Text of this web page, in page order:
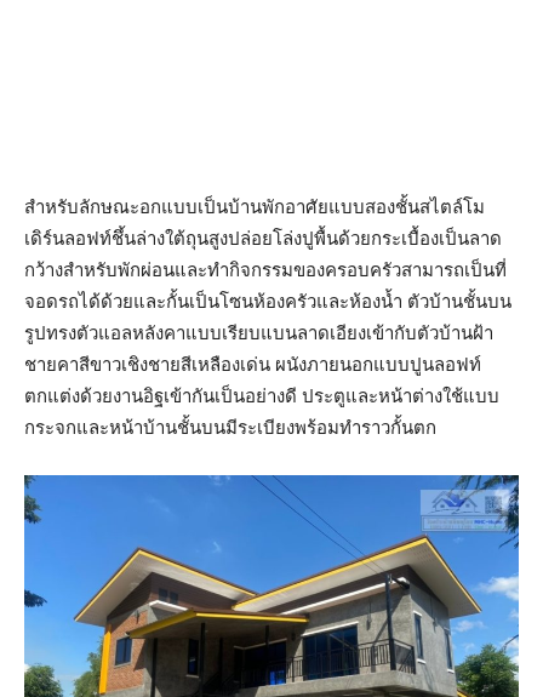
สำหรับลักษณะอกแบบเป็นบ้านพักอาศัยแบบสองชั้นสไตล์โม
เดิร์นลอฟท์ชึ้นล่างใต้ถุนสูงปล่อยโล่งปูพื้นด้วยกระเบื้องเป็นลาด
กว้างสำหรับพักผ่อนและทำกิจกรรมของครอบครัวสามารถเป็นที่
จอดรถได้ด้วยและกั้นเป็นโซนห้องครัวและห้องน้ำ ตัวบ้านชั้นบน
รูปทรงตัวแอลหลังคาแบบเรียบแบนลาดเอียงเข้ากับตัวบ้านฝ้า
ชายคาสีขาวเชิงชายสีเหลืองเด่น ผนังภายนอกแบบปูนลอฟท์
ตกแต่งด้วยงานอิฐเข้ากันเป็นอย่างดี ประตูและหน้าต่างใช้แบบ
กระจกและหน้าบ้านชั้นบนมีระเบียงพร้อมทำราวกั้นตก